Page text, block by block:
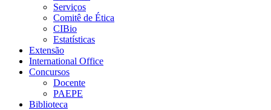
Serviços
Comitê de Ética
CIBio
Estatísticas
Extensão
International Office
Concursos
Docente
PAEPE
Biblioteca